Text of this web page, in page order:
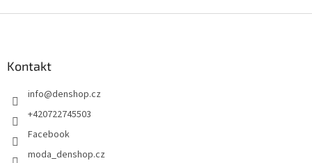
Kontakt
info@denshop.cz
+420722745503
Facebook
moda_denshop.cz